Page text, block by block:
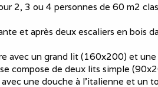
2, 3 ou 4 personnes de 60 m2
et après deux escaliers en bois
avec un grand lit (160x200) et une
compose de deux lits simple
une douche à l'italienne et un